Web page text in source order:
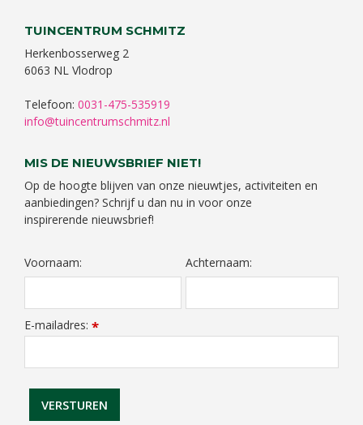
TUINCENTRUM SCHMITZ
Herkenbosserweg 2
6063 NL Vlodrop
Telefoon: 0031-475-535919
info@tuincentrumschmitz.nl
MIS DE NIEUWSBRIEF NIET!
Op de hoogte blijven van onze nieuwtjes, activiteiten en
aanbiedingen? Schrijf u dan nu in voor onze
inspirerende nieuwsbrief!
Voornaam: Achternaam:
E-mailadres: *